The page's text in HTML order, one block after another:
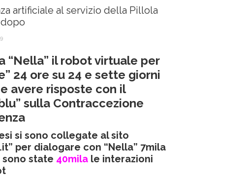
artificiale al servizio della Pillola
“Nella” il robot virtuale per
24 ore su 24 e sette giorni
e avere risposte con il
sulla Contraccezione
si sono collegate al sito
per dialogare con “Nella” 7mila
state 40mila le interazioni